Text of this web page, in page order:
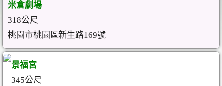
米倉劇場
318公尺
桃園市桃園區新生路169號
景福宮
345公尺